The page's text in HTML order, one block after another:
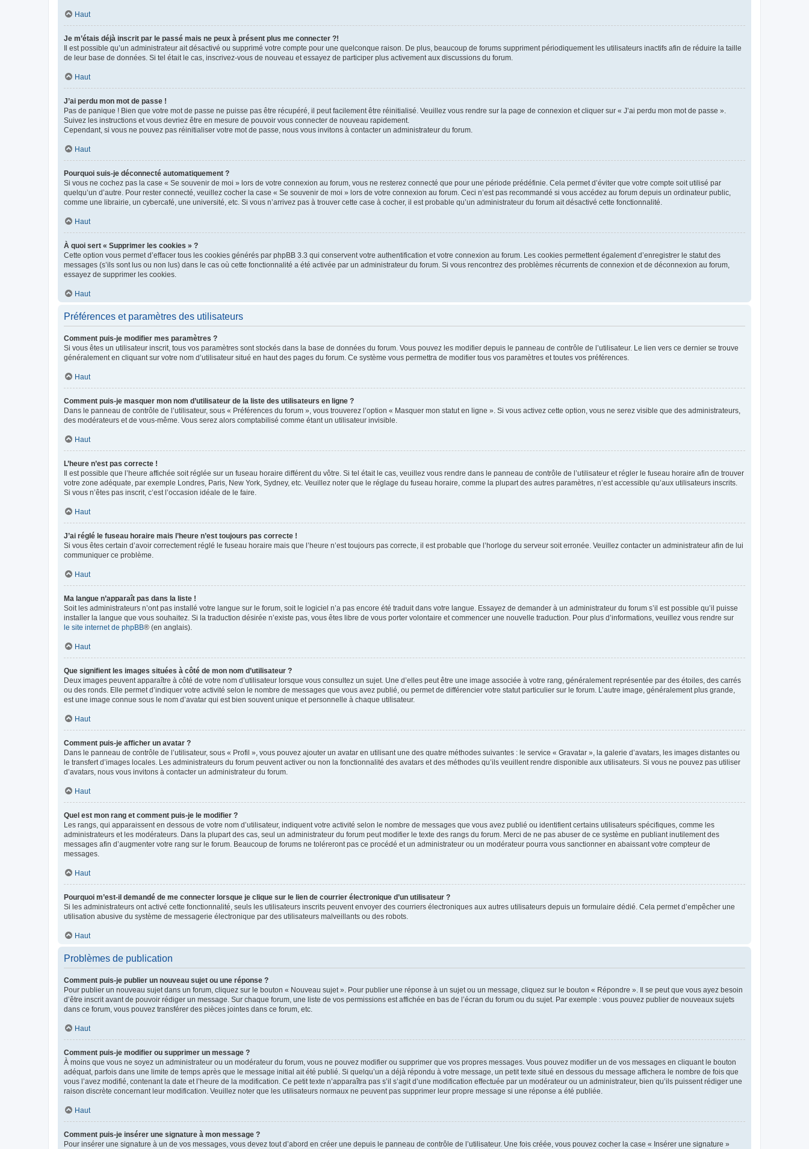
Haut
Je m’étais déjà inscrit par le passé mais ne peux à présent plus me connecter ?!
Il est possible qu’un administrateur ait désactivé ou supprimé votre compte pour une quelconque raison. De plus, beaucoup de forums suppriment périodiquement les utilisateurs inactifs afin de réduire la taille
de leur base de données. Si tel était le cas, inscrivez-vous de nouveau et essayez de participer plus activement aux discussions du forum.
Haut
J’ai perdu mon mot de passe !
Pas de panique ! Bien que votre mot de passe ne puisse pas être récupéré, il peut facilement être réinitialisé. Veuillez vous rendre sur la page de connexion et cliquer sur « J’ai perdu mon mot de passe ».
Suivez les instructions et vous devriez être en mesure de pouvoir vous connecter de nouveau rapidement.
Cependant, si vous ne pouvez pas réinitialiser votre mot de passe, nous vous invitons à contacter un administrateur du forum.
Haut
Pourquoi suis-je déconnecté automatiquement ?
Si vous ne cochez pas la case « Se souvenir de moi » lors de votre connexion au forum, vous ne resterez connecté que pour une période prédéfinie. Cela permet d’éviter que votre compte soit utilisé par
quelqu’un d’autre. Pour rester connecté, veuillez cocher la case « Se souvenir de moi » lors de votre connexion au forum. Ceci n’est pas recommandé si vous accédez au forum depuis un ordinateur public,
comme une librairie, un cybercafé, une université, etc. Si vous n’arrivez pas à trouver cette case à cocher, il est probable qu’un administrateur du forum ait désactivé cette fonctionnalité.
Haut
À quoi sert « Supprimer les cookies » ?
Cette option vous permet d’effacer tous les cookies générés par phpBB 3.3 qui conservent votre authentification et votre connexion au forum. Les cookies permettent également d’enregistrer le statut des
messages (s’ils sont lus ou non lus) dans le cas où cette fonctionnalité a été activée par un administrateur du forum. Si vous rencontrez des problèmes récurrents de connexion et de déconnexion au forum,
essayez de supprimer les cookies.
Haut
Préférences et paramètres des utilisateurs
Comment puis-je modifier mes paramètres ?
Si vous êtes un utilisateur inscrit, tous vos paramètres sont stockés dans la base de données du forum. Vous pouvez les modifier depuis le panneau de contrôle de l’utilisateur. Le lien vers ce dernier se trouve
généralement en cliquant sur votre nom d’utilisateur situé en haut des pages du forum. Ce système vous permettra de modifier tous vos paramètres et toutes vos préférences.
Haut
Comment puis-je masquer mon nom d’utilisateur de la liste des utilisateurs en ligne ?
Dans le panneau de contrôle de l’utilisateur, sous « Préférences du forum », vous trouverez l’option « Masquer mon statut en ligne ». Si vous activez cette option, vous ne serez visible que des administrateurs,
des modérateurs et de vous-même. Vous serez alors comptabilisé comme étant un utilisateur invisible.
Haut
L’heure n’est pas correcte !
Il est possible que l’heure affichée soit réglée sur un fuseau horaire différent du vôtre. Si tel était le cas, veuillez vous rendre dans le panneau de contrôle de l’utilisateur et régler le fuseau horaire afin de trouver
votre zone adéquate, par exemple Londres, Paris, New York, Sydney, etc. Veuillez noter que le réglage du fuseau horaire, comme la plupart des autres paramètres, n’est accessible qu’aux utilisateurs inscrits.
Si vous n’êtes pas inscrit, c’est l’occasion idéale de le faire.
Haut
J’ai réglé le fuseau horaire mais l’heure n’est toujours pas correcte !
Si vous êtes certain d’avoir correctement réglé le fuseau horaire mais que l’heure n’est toujours pas correcte, il est probable que l’horloge du serveur soit erronée. Veuillez contacter un administrateur afin de lui
communiquer ce problème.
Haut
Ma langue n’apparaît pas dans la liste !
Soit les administrateurs n’ont pas installé votre langue sur le forum, soit le logiciel n’a pas encore été traduit dans votre langue. Essayez de demander à un administrateur du forum s’il est possible qu’il puisse
installer la langue que vous souhaitez. Si la traduction désirée n’existe pas, vous êtes libre de vous porter volontaire et commencer une nouvelle traduction. Pour plus d’informations, veuillez vous rendre sur
le site internet de phpBB® (en anglais).
Haut
Que signifient les images situées à côté de mon nom d’utilisateur ?
Deux images peuvent apparaître à côté de votre nom d’utilisateur lorsque vous consultez un sujet. Une d’elles peut être une image associée à votre rang, généralement représentée par des étoiles, des carrés
ou des ronds. Elle permet d’indiquer votre activité selon le nombre de messages que vous avez publié, ou permet de différencier votre statut particulier sur le forum. L’autre image, généralement plus grande,
est une image connue sous le nom d’avatar qui est bien souvent unique et personnelle à chaque utilisateur.
Haut
Comment puis-je afficher un avatar ?
Dans le panneau de contrôle de l’utilisateur, sous « Profil », vous pouvez ajouter un avatar en utilisant une des quatre méthodes suivantes : le service « Gravatar », la galerie d’avatars, les images distantes ou
le transfert d’images locales. Les administrateurs du forum peuvent activer ou non la fonctionnalité des avatars et des méthodes qu’ils veuillent rendre disponible aux utilisateurs. Si vous ne pouvez pas utiliser
d’avatars, nous vous invitons à contacter un administrateur du forum.
Haut
Quel est mon rang et comment puis-je le modifier ?
Les rangs, qui apparaissent en dessous de votre nom d’utilisateur, indiquent votre activité selon le nombre de messages que vous avez publié ou identifient certains utilisateurs spécifiques, comme les
administrateurs et les modérateurs. Dans la plupart des cas, seul un administrateur du forum peut modifier le texte des rangs du forum. Merci de ne pas abuser de ce système en publiant inutilement des
messages afin d’augmenter votre rang sur le forum. Beaucoup de forums ne toléreront pas ce procédé et un administrateur ou un modérateur pourra vous sanctionner en abaissant votre compteur de
messages.
Haut
Pourquoi m’est-il demandé de me connecter lorsque je clique sur le lien de courrier électronique d’un utilisateur ?
Si les administrateurs ont activé cette fonctionnalité, seuls les utilisateurs inscrits peuvent envoyer des courriers électroniques aux autres utilisateurs depuis un formulaire dédié. Cela permet d’empêcher une
utilisation abusive du système de messagerie électronique par des utilisateurs malveillants ou des robots.
Haut
Problèmes de publication
Comment puis-je publier un nouveau sujet ou une réponse ?
Pour publier un nouveau sujet dans un forum, cliquez sur le bouton « Nouveau sujet ». Pour publier une réponse à un sujet ou un message, cliquez sur le bouton « Répondre ». Il se peut que vous ayez besoin
d’être inscrit avant de pouvoir rédiger un message. Sur chaque forum, une liste de vos permissions est affichée en bas de l’écran du forum ou du sujet. Par exemple : vous pouvez publier de nouveaux sujets
dans ce forum, vous pouvez transférer des pièces jointes dans ce forum, etc.
Haut
Comment puis-je modifier ou supprimer un message ?
À moins que vous ne soyez un administrateur ou un modérateur du forum, vous ne pouvez modifier ou supprimer que vos propres messages. Vous pouvez modifier un de vos messages en cliquant le bouton
adéquat, parfois dans une limite de temps après que le message initial ait été publié. Si quelqu’un a déjà répondu à votre message, un petit texte situé en dessous du message affichera le nombre de fois que
vous l’avez modifié, contenant la date et l’heure de la modification. Ce petit texte n’apparaîtra pas s’il s’agit d’une modification effectuée par un modérateur ou un administrateur, bien qu’ils puissent rédiger une
raison discrète concernant leur modification. Veuillez noter que les utilisateurs normaux ne peuvent pas supprimer leur propre message si une réponse a été publiée.
Haut
Comment puis-je insérer une signature à mon message ?
Pour insérer une signature à un de vos messages, vous devez tout d’abord en créer une depuis le panneau de contrôle de l’utilisateur. Une fois créée, vous pouvez cocher la case « Insérer une signature »